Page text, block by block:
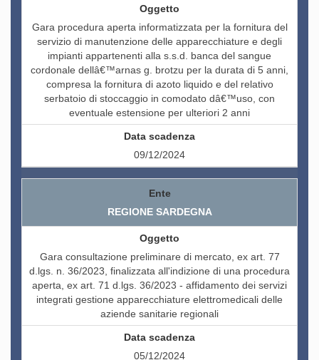
Gara procedura aperta informatizzata per la fornitura del
servizio di manutenzione delle apparecchiature e degli
impianti appartenenti alla s.s.d. banca del sangue
cordonale dellâ€™arnas g. brotzu per la durata di 5 anni,
compresa la fornitura di azoto liquido e del relativo
serbatoio di stoccaggio in comodato dâ€™uso, con
eventuale estensione per ulteriori 2 anni
09/12/2024
REGIONE SARDEGNA
Gara consultazione preliminare di mercato, ex art. 77
d.lgs. n. 36/2023, finalizzata all'indizione di una procedura
aperta, ex art. 71 d.lgs. 36/2023 - affidamento dei servizi
integrati gestione apparecchiature elettromedicali delle
aziende sanitarie regionali
05/12/2024